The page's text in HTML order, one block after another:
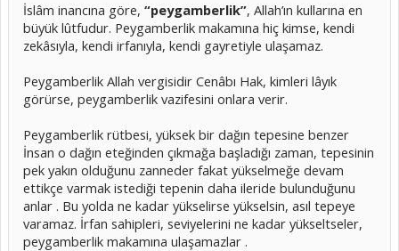
İslâm inancına göre, “peygamberlik”, Allah’ın kullarına en
büyük lûtfudur. Peygamberlik makamına hiç kimse, kendi
zekâsıyla, kendi irfanıyla, kendi gayretiyle ulaşamaz.
Peygamberlik Allah vergisidir Cenâbı Hak, kimleri lâyık
görürse, peygamberlik vazifesini onlara verir.
Peygamberlik rütbesi, yüksek bir dağın tepesine benzer
İnsan o dağın eteğinden çıkmağa başladığı zaman, tepesinin
pek yakın olduğunu zanneder fakat yükselmeğe devam
ettikçe varmak istediği tepenin daha ileride bulunduğunu
anlar . Bu yolda ne kadar yükselirse yükselsin, asıl tepeye
varamaz. İrfan sahipleri, seviyelerini ne kadar yükseltseler,
peygamberlik makamına ulaşamazlar .